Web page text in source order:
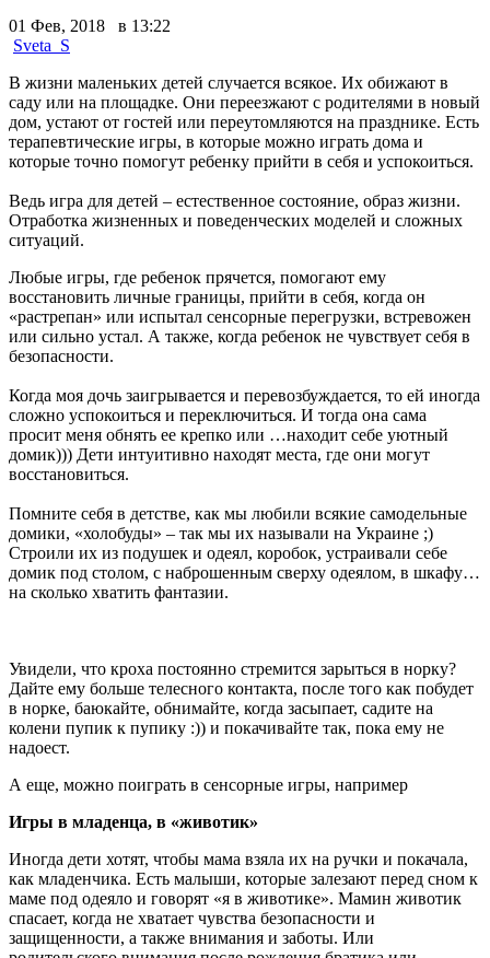
01 Фев, 2018 в 13:22
Sveta_S
В жизни маленьких детей случается всякое. Их обижают в
саду или на площадке. Они переезжают с родителями в новый
дом, устают от гостей или переутомляются на празднике. Есть
терапевтические игры, в которые можно играть дома и
которые точно помогут ребенку прийти в себя и успокоиться.
Ведь игра для детей – естественное состояние, образ жизни.
Отработка жизненных и поведенческих моделей и сложных
ситуаций.
Любые игры, где ребенок прячется, помогают ему
восстановить личные границы, прийти в себя, когда он
«растрепан» или испытал сенсорные перегрузки, встревожен
или сильно устал. А также, когда ребенок не чувствует себя в
безопасности.
Когда моя дочь заигрывается и перевозбуждается, то ей иногда
сложно успокоиться и переключиться. И тогда она cама
просит меня обнять ее крепко или …находит себе уютный
домик))) Дети интуитивно находят места, где они могут
восстановиться.
Помните себя в детстве, как мы любили всякие самодельные
домики, «холобуды» – так мы их называли на Украине ;)
Строили их из подушек и одеял, коробок, устраивали себе
домик под столом, с наброшенным сверху одеялом, в шкафу…
на сколько хватить фантазии.
Увидели, что кроха постоянно стремится зарыться в норку?
Дайте ему больше телесного контакта, после того как побудет
в норке, баюкайте, обнимайте, когда засыпает, садите на
колени пупик к пупику :)) и покачивайте так, пока ему не
надоест.
А еще, можно поиграть в сенсорные игры, например
Игры в младенца, в «животик»
Иногда дети хотят, чтобы мама взяла их на ручки и покачала,
как младенчика. Есть малыши, которые залезают перед сном к
маме под одеяло и говорят «я в животике». Мамин животик
спасает, когда не хватает чувства безопасности и
защищенности, а также внимания и заботы. Или